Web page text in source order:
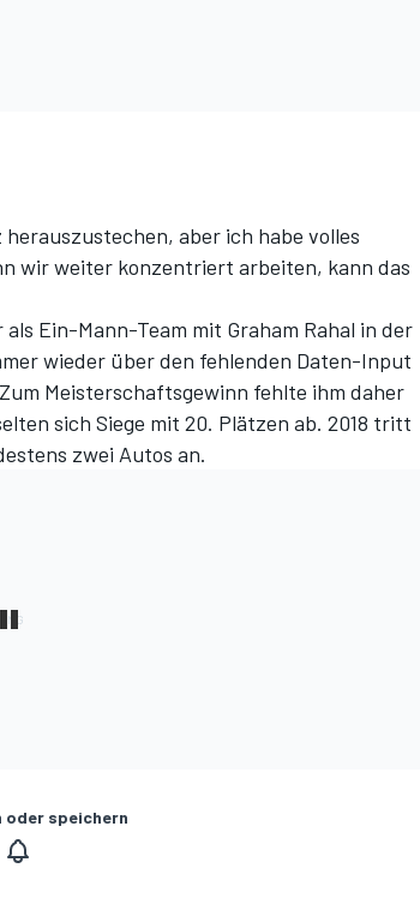
aber ich habe volles
wir weiter konzentriert arbeiten, kann das
Ein-Mann-Team mit Graham Rahal in der
wieder über den fehlenden Daten-Input
Meisterschaftsgewinn fehlte ihm daher
sich Siege mit 20. Plätzen ab. 2018 tritt
zwei Autos an.
oder speichern